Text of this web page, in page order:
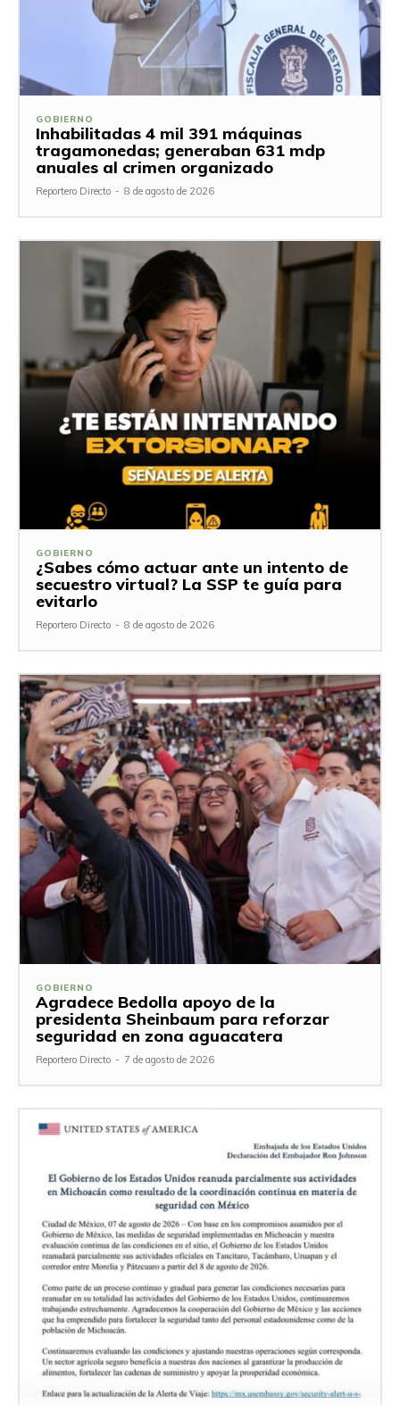
GOBIERNO
Inhabilitadas 4 mil 391 máquinas
tragamonedas; generaban 631 mdp
anuales al crimen organizado
Reportero Directo - 8 de agosto de 2026
GOBIERNO
¿Sabes cómo actuar ante un intento de
secuestro virtual? La SSP te guía para
evitarlo
Reportero Directo - 8 de agosto de 2026
GOBIERNO
Agradece Bedolla apoyo de la
presidenta Sheinbaum para reforzar
seguridad en zona aguacatera
Reportero Directo - 7 de agosto de 2026